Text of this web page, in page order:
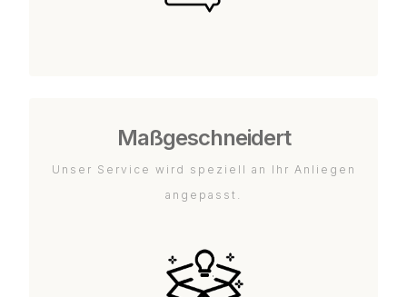
Maßgeschneidert
Unser Service wird speziell an Ihr Anliegen
angepasst.